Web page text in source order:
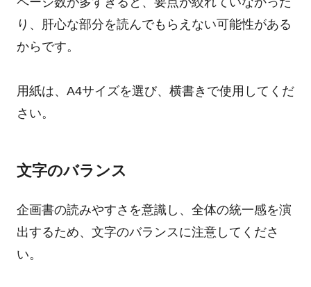
り、肝心な部分を読んでもらえない可能性がある
からです。
用紙は、A4サイズを選び、横書きで使用してくだ
さい。
文字のバランス
企画書の読みやすさを意識し、全体の統一感を演
出するため、文字のバランスに注意してくださ
い。